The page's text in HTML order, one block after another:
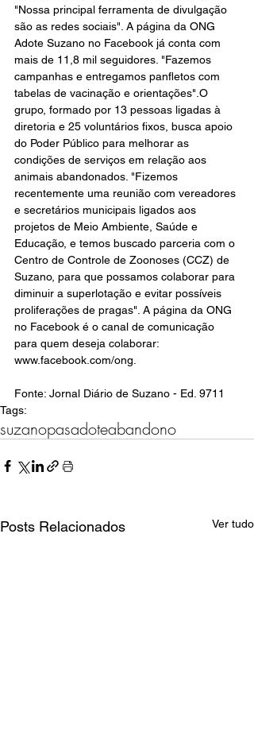
"Nossa principal ferramenta de divulgação
são as redes sociais". A página da ONG
Adote Suzano no Facebook já conta com
mais de 11,8 mil seguidores. "Fazemos
campanhas e entregamos panfletos com
tabelas de vacinação e orientações".O
grupo, formado por 13 pessoas ligadas à
diretoria e 25 voluntários fixos, busca apoio
do Poder Público para melhorar as
condições de serviços em relação aos
animais abandonados. "Fizemos
recentemente uma reunião com vereadores
e secretários municipais ligados aos
projetos de Meio Ambiente, Saúde e
Educação, e temos buscado parceria com o
Centro de Controle de Zoonoses (CCZ) de
Suzano, para que possamos colaborar para
diminuir a superlotação e evitar possíveis
proliferações de pragas". A página da ONG
no Facebook é o canal de comunicação
para quem deseja colaborar:
www.facebook.com/ong.
Fonte: Jornal Diário de Suzano - Ed. 9711
Tags:
suzanopasadoteabandono
Posts Relacionados Ver tudo